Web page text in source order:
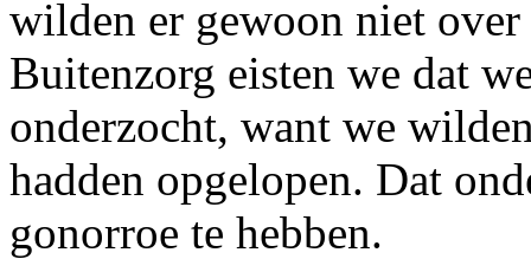
wilden er gewoon niet
Buitenzorg eisten we dat
onderzocht, want we
hadden opgelopen. Dat
gonorroe te hebben.